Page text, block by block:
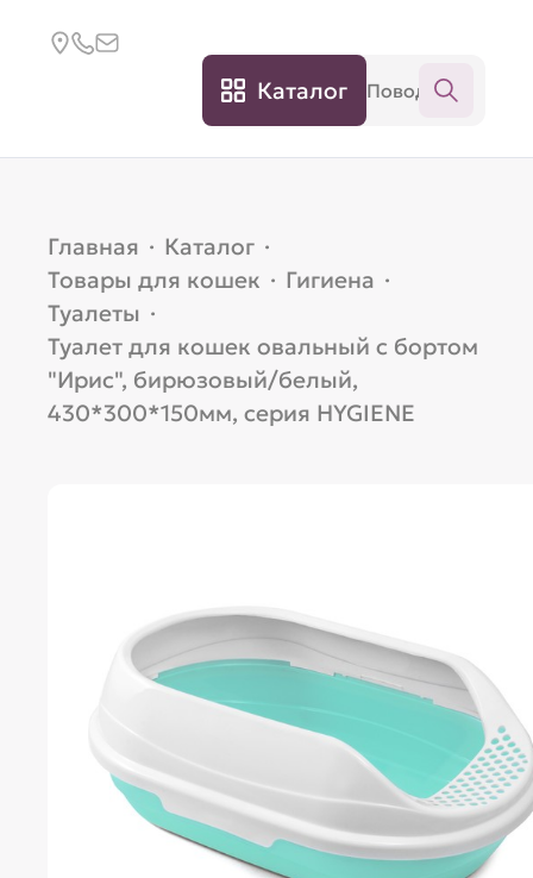
Каталог
Главная · Каталог ·
Товары для кошек · Гигиена ·
Туалеты ·
Туалет для кошек овальный с бортом
"Ирис", бирюзовый/белый,
430*300*150мм, серия HYGIENE